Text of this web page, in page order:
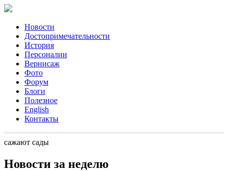
Новости
Достопримечательности
История
Персоналии
Вернисаж
Фото
Форум
Блоги
Полезное
English
Контакты
сажают сады
Новости за неделю